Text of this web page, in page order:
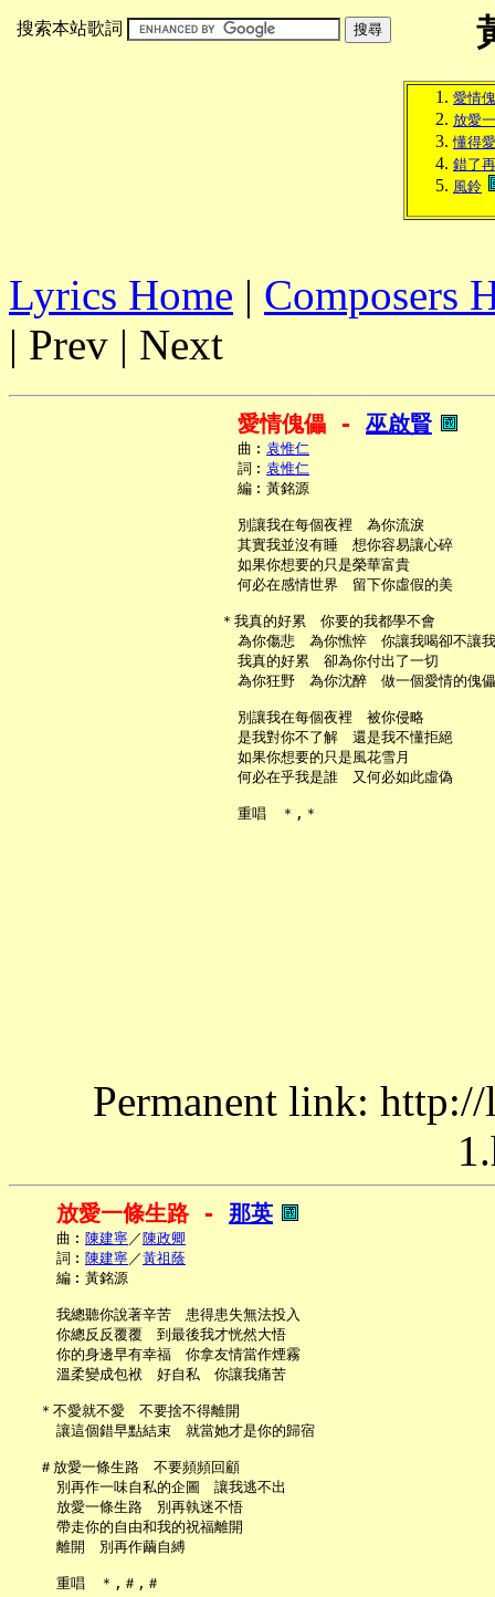
搜索本站歌詞
愛情
放愛
懂得
錯了
風鈴
Lyrics Home | Composers
| Prev | Next
愛情傀儡 - 巫啟賢
     曲︰
袁惟仁
     詞︰
袁惟仁
     編︰黃銘源
     別讓我在每個夜裡　為你流淚
     其實我並沒有睡　想你容易讓心碎
     如果你想要的只是榮華富貴
     何必在感情世界　留下你虛假的美
   ＊我真的好累　你要的我都學不會
為你傷悲　為你憔悴　你讓我喝卻不讓
     我真的好累　卻為你付出了一切
     為你狂野　為你沈醉　做一個愛情的傀儡
     別讓我在每個夜裡　被你侵略
     是我對你不了解　還是我不懂拒絕
     如果你想要的只是風花雪月
     何必在乎我是誰　又何必如此虛偽
Permanent link:
放愛一條生路 - 那英
     曲︰
陳建寧／ 陳政卿
     詞︰
陳建寧／黃祖蔭
     編︰黃銘源
     我總聽你說著辛苦　患得患失無法投入
     你總反反覆覆　到最後我才恍然大悟
     你的身邊早有幸福　你拿友情當作煙霧
     溫柔變成包袱　好自私　你讓我痛苦
   ＊不愛就不愛　不要捨不得離開
     讓這個錯早點結束　就當她才是你的歸宿
   ＃放愛一條生路　不要頻頻回顧
     別再作一味自私的企圖　讓我逃不出
     放愛一條生路　別再執迷不悟
     帶走你的自由和我的祝福離開
     離開　別再作繭自縛